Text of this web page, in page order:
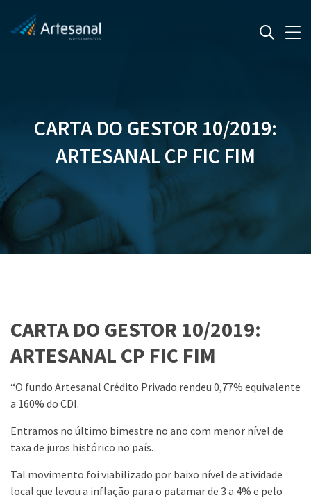
CARTA DO GESTOR 10/2019:
ARTESANAL CP FIC FIM
CARTA DO GESTOR 10/2019:
ARTESANAL CP FIC FIM
“O fundo Artesanal Crédito Privado rendeu 0,77% equivalente
a 160% do CDI.
Entramos no último bimestre no ano com menor nível de
taxa de juros histórico no país.
Tal movimento foi viabilizado por baixo nível de atividade
local que levou a inflação para o patamar de 3 a 4% e pelo